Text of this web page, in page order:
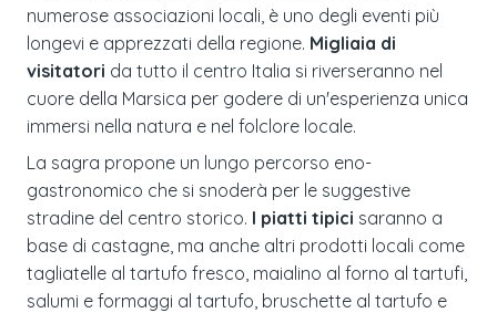
numerose associazioni locali, è uno degli eventi più
longevi e apprezzati della regione. Migliaia di
visitatori da tutto il centro Italia si riverseranno nel
cuore della Marsica per godere di un'esperienza unica
immersi nella natura e nel folclore locale.
La sagra propone un lungo percorso eno-
gastronomico che si snoderà per le suggestive
stradine del centro storico. I piatti tipici saranno a
base di castagne, ma anche altri prodotti locali come
tagliatelle al tartufo fresco, maialino al forno al tartufi,
salumi e formaggi al tartufo, bruschette al tartufo e